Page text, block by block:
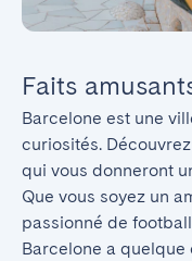
Faits
Barcelone est une
curiosités.
qui vous donneront
Que vous soyez un
passionné de
Barcelone a